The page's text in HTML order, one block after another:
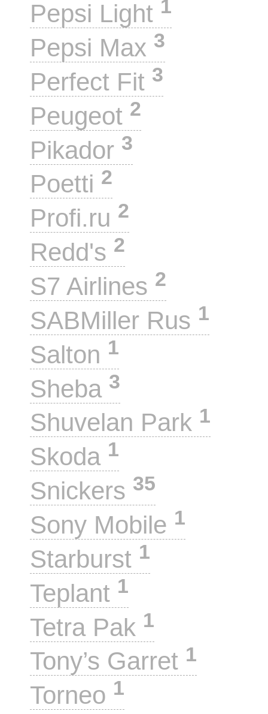
Pepsi Light 1
Pepsi Max 3
Perfect Fit 3
Peugeot 2
Pikador 3
Poetti 2
Profi.ru 2
Redd's 2
S7 Airlines 2
SABMiller Rus 1
Salton 1
Sheba 3
Shuvelan Park 1
Skoda 1
Snickers 35
Sony Mobile 1
Starburst 1
Teplant 1
Tetra Pak 1
Tony’s Garret 1
Torneo 1